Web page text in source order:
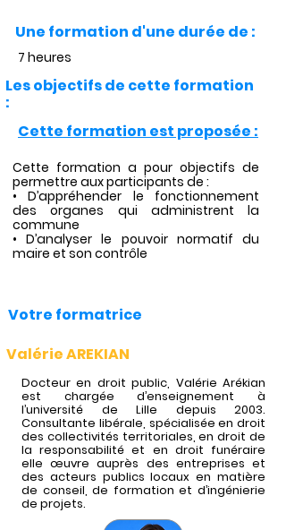
Une formation d'une durée de :
7 heures
Les objectifs de cette formation
:
Cette formation est proposée :
Cette formation a pour objectifs de
permettre aux participants de :
• D’appréhender le fonctionnement
des organes qui administrent la
commune
• D’analyser le pouvoir normatif du
maire et son contrôle
Votre formatrice
Valérie AREKIAN
Docteur en droit public, Valérie Arékian
est chargée d’enseignement à
l’université de Lille depuis 2003.
Consultante libérale, spécialisée en droit
des collectivités territoriales, en droit de
la responsabilité et en droit funéraire
elle œuvre auprès des entreprises et
des acteurs publics locaux en matière
de conseil, de formation et d’ingénierie
de projets.